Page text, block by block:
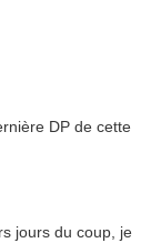
DP de cette
jours du coup, je